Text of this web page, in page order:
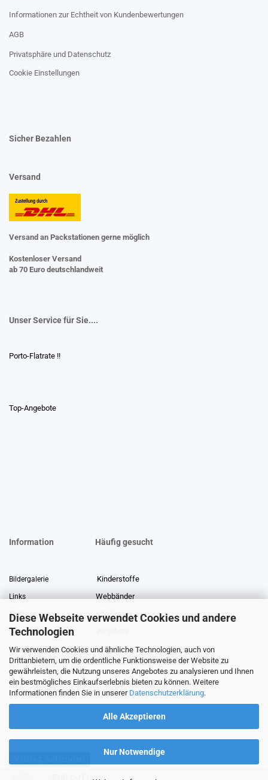
Diese Webseite verwendet Cookies und andere
Technologien
Wir verwenden Cookies und ähnliche Technologien, auch von
Drittanbietern, um die ordentliche Funktionsweise der Website zu
gewährleisten, die Nutzung unseres Angebotes zu analysieren und Ihnen
ein bestmögliches Einkaufserlebnis bieten zu können. Weitere
Informationen finden Sie in unserer Datenschutzerklärung.
Alle Akzeptieren
Nur Notwendige
Informationen zur Echtheit von Kundenbewertungen
AGB
Privatsphäre und Datenschutz
Cookie Einstellungen
Sicher Bezahlen
Versand
Versand an Packstationen gerne möglich
Kostenloser Versand
ab 70 Euro deutschlandweit
Unser Service für Sie....
Porto-Flatrate !!
Top-Angebote
Information Häufig gesucht
Bildergalerie Kinderstoffe
Links Webbänder
Stoffe Lexikon Stoffreste
Über uns
Gewerberabatt Meterware
Stoffe auf Rechnung
Information zur Echtheit von Kundenbewertungen
(5 / 5)